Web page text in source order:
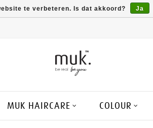
MUK HAIRCARE COLOUR
te verbeteren. Is dat akkoord? Ja